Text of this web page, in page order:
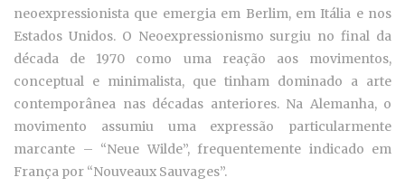
neoexpressionista que emergia em Berlim, em Itália e nos
Estados Unidos. O Neoexpressionismo surgiu no final da
década de 1970 como uma reação aos movimentos,
conceptual e minimalista, que tinham dominado a arte
contemporânea nas décadas anteriores. Na Alemanha, o
movimento assumiu uma expressão particularmente
marcante – “Neue Wilde”, frequentemente indicado em
França por “Nouveaux Sauvages”.